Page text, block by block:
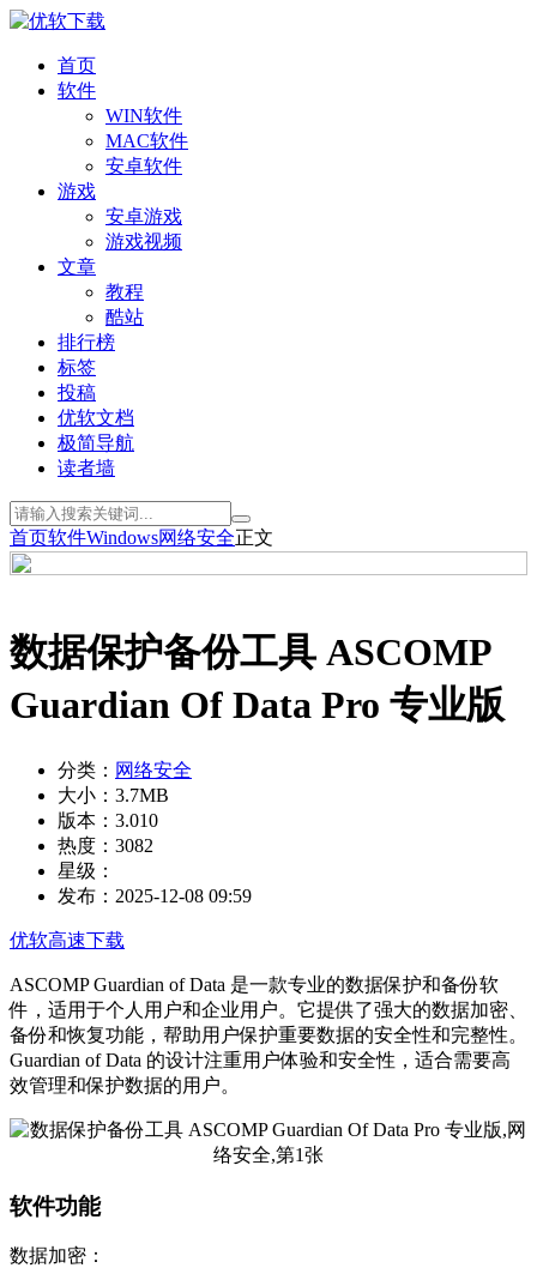
首页
软件
WIN软件
MAC软件
安卓软件
游戏
安卓游戏
游戏视频
文章
教程
酷站
排行榜
标签
投稿
优软文档
极简导航
读者墙
首页软件Windows网络安全正文
数据保护备份工具 ASCOMP
Guardian Of Data Pro 专业版
分类： 网络安全
大小： 3.7MB
版本： 3.010
热度： 3082
星级：
发布： 2025-12-08 09:59
优软高速下载
ASCOMP Guardian of Data 是一款专业的数据保护和备份软
件，适用于个人用户和企业用户。它提供了强大的数据加密、
备份和恢复功能，帮助用户保护重要数据的安全性和完整性。
Guardian of Data 的设计注重用户体验和安全性，适合需要高
效管理和保护数据的用户。
软件功能
数据加密：